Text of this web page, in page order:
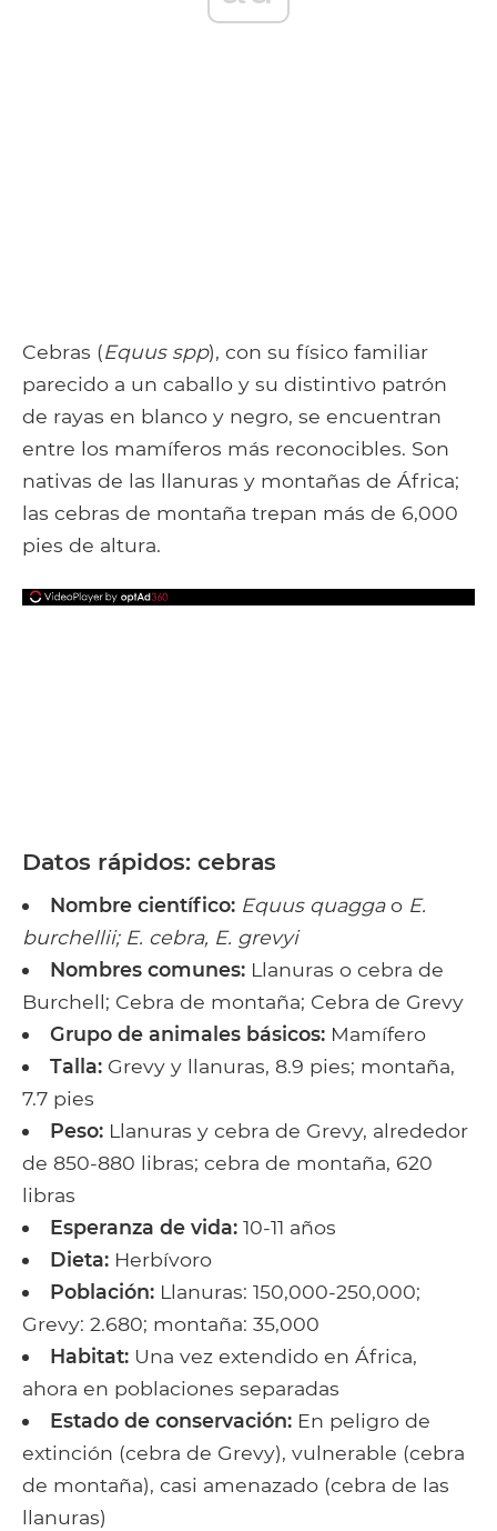
Cebras (Equus spp), con su físico familiar
parecido a un caballo y su distintivo patrón
de rayas en blanco y negro, se encuentran
entre los mamíferos más reconocibles. Son
nativas de las llanuras y montañas de África;
las cebras de montaña trepan más de 6,000
pies de altura.
Datos rápidos: cebras
Nombre científico:Equus quaggao E.
burchellii; E. cebra, E. grevyi
Nombres comunes: Llanuras o cebra de
Burchell; Cebra de montaña; Cebra de Grevy
Grupo de animales básicos: Mamífero
Talla: Grevy y llanuras, 8.9 pies; montaña,
7.7 pies
Peso: Llanuras y cebra de Grevy, alrededor
de 850-880 libras; cebra de montaña, 620
libras
Esperanza de vida: 10-11 años
Dieta:Herbívoro
Población: Llanuras: 150,000-250,000;
Grevy: 2.680; montaña: 35,000
Habitat: Una vez extendido en África,
ahora en poblaciones separadas
Estado de conservación: En peligro de
extinción (cebra de Grevy), vulnerable (cebra
de montaña), casi amenazado (cebra de las
llanuras)